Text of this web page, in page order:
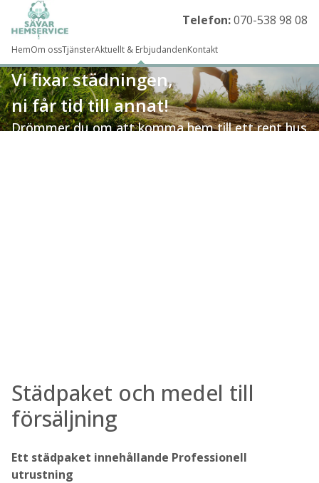
Telefon:070-538 98 08
HemOm ossTjänsterAktuellt & ErbjudandenKontakt
Vi fixar städningen,
ni får tid till annat!
Drömmer du om att komma hem till ett rent hus
Städpaket och medel till
försäljning
Ett städpaket innehållande Professionell
utrustning